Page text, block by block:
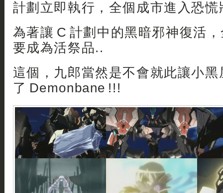
計劃立即執行，全個成市進入恐慌
為著讓 C 計劃中的黑暗邪神復活
要成為活祭品..
這個，九郎當然是不會就此讓小
了 Demonbane !!!